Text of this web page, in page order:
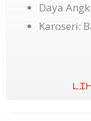
Daya
Karoseri: